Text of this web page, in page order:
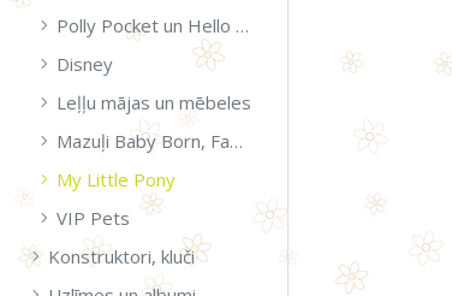
Polly Pocket un Hello Kitty
Disney
Leļļu mājas un mēbeles
Mazuļi Baby Born, Famosa un aksesuāri
My Little Pony
VIP Pets
Konstruktori, kluči